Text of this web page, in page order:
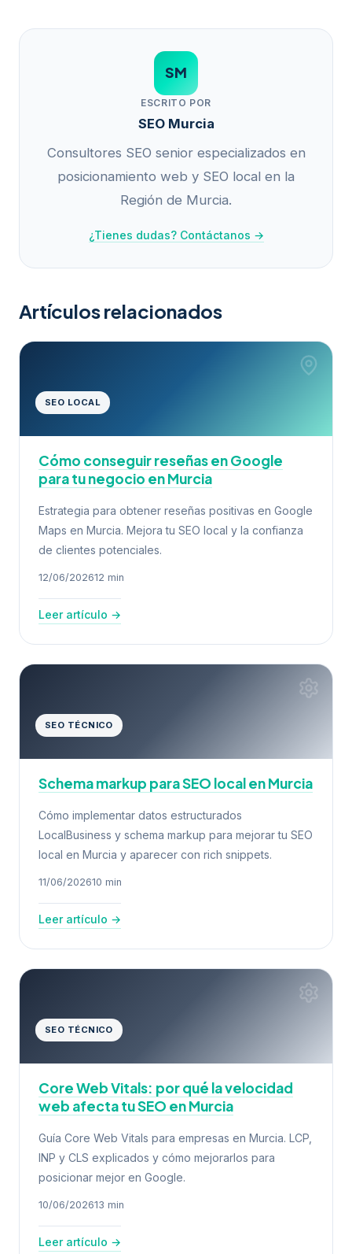
SM
ESCRITO POR
SEO Murcia
Consultores SEO senior especializados en
posicionamiento web y SEO local en la
Región de Murcia.
¿Tienes dudas? Contáctanos →
Artículos relacionados
SEO LOCAL
Cómo conseguir reseñas en Google
para tu negocio en Murcia
Estrategia para obtener reseñas positivas en Google
Maps en Murcia. Mejora tu SEO local y la confianza
de clientes potenciales.
12/06/202612 min
Leer artículo →
SEO TÉCNICO
Schema markup para SEO local en Murcia
Cómo implementar datos estructurados
LocalBusiness y schema markup para mejorar tu SEO
local en Murcia y aparecer con rich snippets.
11/06/202610 min
Leer artículo →
SEO TÉCNICO
Core Web Vitals: por qué la velocidad
web afecta tu SEO en Murcia
Guía Core Web Vitals para empresas en Murcia. LCP,
INP y CLS explicados y cómo mejorarlos para
posicionar mejor en Google.
10/06/202613 min
Leer artículo →